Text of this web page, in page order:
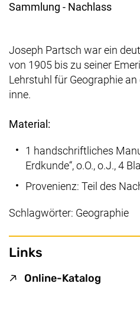
Sammlung - Nachlass
Joseph Partsch war ein
von 1905 bis zu seiner
Lehrstuhl für Geographie
inne.
Material:
1 handschriftliches
Erdkunde“, o.O., o.J., 4
Provenienz: Teil des
Schlagwörter: Geographie
Links
Online-Katalog